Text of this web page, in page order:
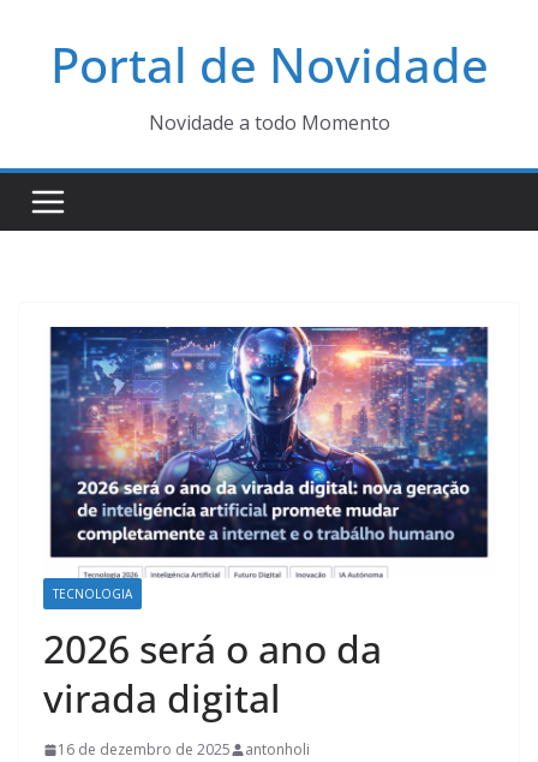
Portal de Novidade
Novidade a todo Momento
TECNOLOGIA
2026 será o ano da
virada digital
16 de dezembro de 2025 antonholi